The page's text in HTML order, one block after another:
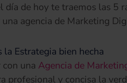
día de hoy te traemos las 5
agencia de Marketing
la Estrategia bien hecha
una Agencia de
profesional y concisa la